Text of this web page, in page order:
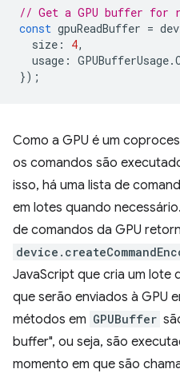
// Get a GPU buffer for
const gpuReadBuffer =
size : 4,
usage : GPUBufferUsage.
});
Como a GPU é um
os comandos são
isso, há uma lista de
em lotes quando
de comandos da GPU
JavaScript que cria um lote
que serão enviados à GPU
métodos em GPUBuffer
buffer", ou seja, são
momento em que são